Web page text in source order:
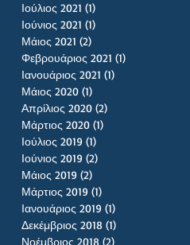
Ιούλιος 2021 (1)
Ιούνιος 2021 (1)
Μάιος 2021 (2)
Φεβρουάριος 2021 (1)
Ιανουάριος 2021 (1)
Μάιος 2020 (1)
Απρίλιος 2020 (2)
Μάρτιος 2020 (1)
Ιούλιος 2019 (1)
Ιούνιος 2019 (2)
Μάιος 2019 (2)
Μάρτιος 2019 (1)
Ιανουάριος 2019 (1)
Δεκέμβριος 2018 (1)
Νοέμβριος 2018 (2)